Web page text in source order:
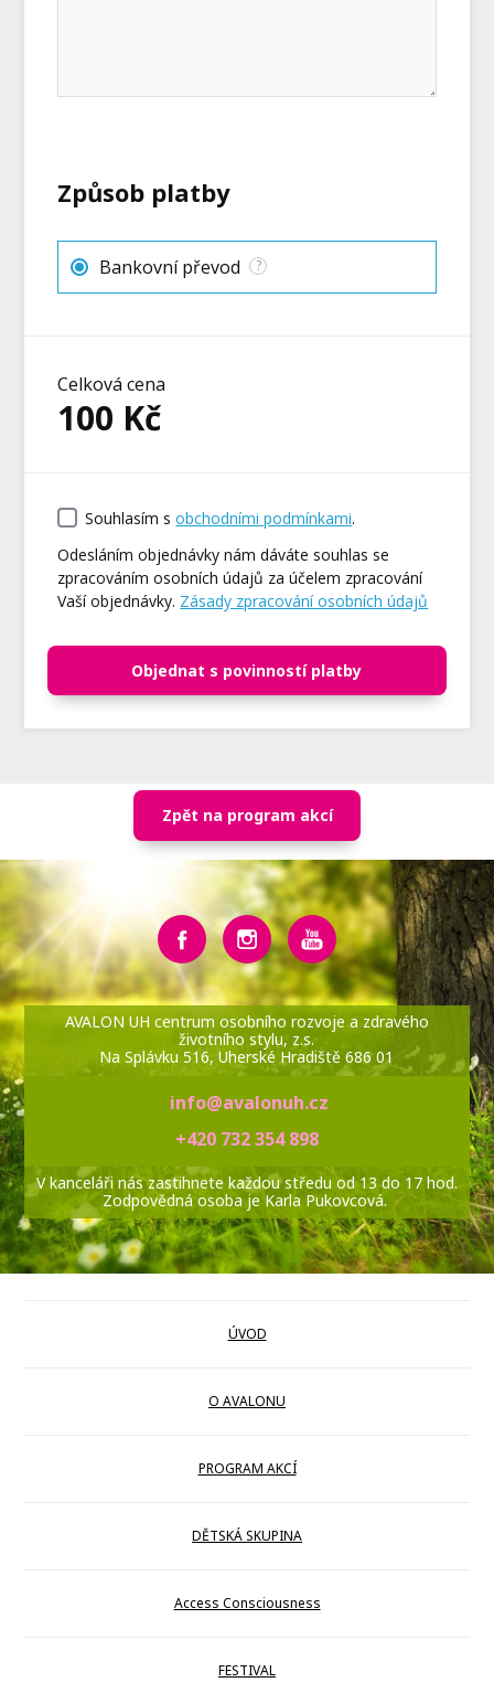
Způsob platby
Bankovní převod ?
Celková cena
100 Kč
Souhlasím sobchodními podmínkami.
Odesláním objednávky nám dáváte souhlas se
zpracováním osobních údajů za účelem zpracování
Vaší objednávky. Zásady zpracování osobních údajů
Objednat s povinností platby
Zpět na program akcí
AVALON UH centrum osobního rozvoje a zdravého
životního stylu, z.s.
Na Splávku 516, Uherské Hradiště 686 01
info@avalonuh.cz
+420 732 354 898
V kanceláři nás zastihnete každou středu od 13 do 17 hod.
Zodpovědná osoba je Karla Pukovcová.
ÚVOD
O AVALONU
PROGRAM AKCÍ
DĚTSKÁ SKUPINA
Access Consciousness
FESTIVAL